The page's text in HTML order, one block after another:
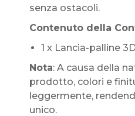
senza ostacoli.
Contenuto della
1 x Lancia-palline
Nota: A causa della
prodotto, colori e
leggermente,
unico.